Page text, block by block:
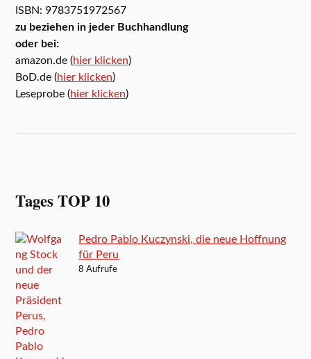
ISBN: 9783751972567
zu beziehen in jeder Buchhandlung
oder bei:
amazon.de (hier klicken)
BoD.de (hier klicken)
Leseprobe (hier klicken)
Tages TOP 10
Pedro Pablo Kuczynski, die neue Hoffnung
für Peru
8 Aufrufe